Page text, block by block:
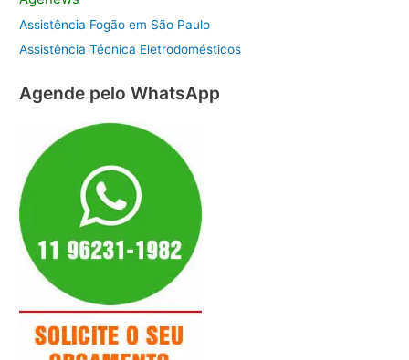
Assistência Fogão em São Paulo
Assistência Técnica Eletrodomésticos
Agende pelo WhatsApp